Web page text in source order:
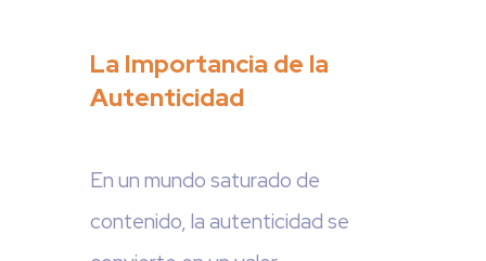
La Importancia de la
Autenticidad
En un mundo saturado de
contenido, la autenticidad se